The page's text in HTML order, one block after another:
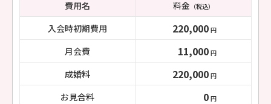
費用名 料金（税込）
入会時初期費用 220,000 円
月会費 11,000 円
成婚料 220,000 円
お見合料 0 円